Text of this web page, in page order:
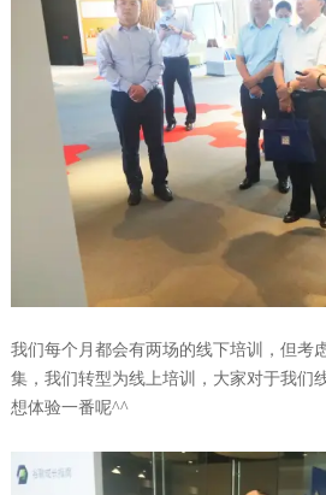
我们每个月都会有两场的线下培训，但考
集，我们转型为线上培训，大家对于我们
想体验一番呢^^